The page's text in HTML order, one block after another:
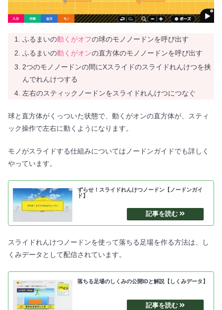
ふるまいの動くがオフの球のモノノードンを呼び出す
ふるまいの動くがオンの直方体のモノノードンを呼び出す
2つのモノノードンの間にXスライドのスライドれんけつを挟
んでれんけつする
左右のスティックノードンをスライドれんけつにつなぐ
球と直方体がくっついた状態で、動くがオンの直方体が、スティ
ック操作で左右に動くようになります。
モノがスライドする仕組みについてはノードンガイドでも詳しく
やっています。
ずらせ！スライドれんけつノードン【ノードンガイ
ド】
スライドれんけつノードンを使って落ちる足場を作る方法は、し
くみデータとして配信されています。
落ちる足場のしくみの公開IDと解説【しくみデータ】